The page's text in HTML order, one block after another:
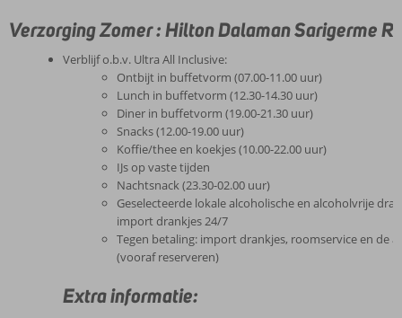
Verzorging Zomer : Hilton Dalaman Sarigerme
Verblijf o.b.v. Ultra All Inclusive:
Ontbijt in buffetvorm (07.00-11.00 uur)
Lunch in buffetvorm (12.30-14.30 uur)
Diner in buffetvorm (19.00-21.30 uur)
Snacks (12.00-19.00 uur)
Koffie/thee en koekjes (10.00-22.00 uur)
IJs op vaste tijden
Nachtsnack (23.30-02.00 uur)
Geselecteerde lokale alcoholische en alcoholvrije
import drankjes 24/7
Tegen betaling: import drankjes, roomservice en de
(vooraf reserveren)
Extra informatie: